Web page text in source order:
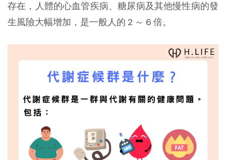
存在，人體的心血管疾病、糖尿病及其他慢性病的發
生風險大幅增加，是一般人的 2 ～ 6 倍。